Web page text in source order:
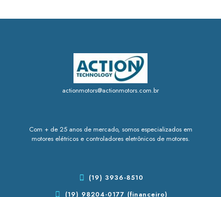
actionmotors@actionmotors.com.br
Com + de 25 anos de mercado, somos especializados em
motores elétricos e controladores eletrônicos de motores.
(19) 3936-8510
(19) 98204-0177 (financeiro)